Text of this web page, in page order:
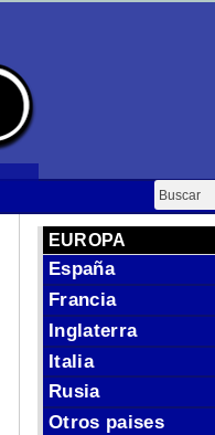
Buscar
EUROPA
España
Francia
Inglaterra
Italia
Rusia
Otros paises